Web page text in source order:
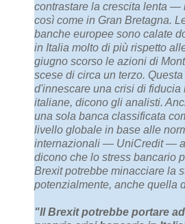
contrastare la crescita lenta —
così come in Gran Bretagna.
banche europee sono calate
in Italia molto di più rispetto
giugno scorso le azioni di
scese di circa un terzo.
d'innescare una crisi di fiducia
italiane, dicono gli analisti.
una sola banca classificata
livello globale in base alle
internazionali — UniCredit —
dicono che lo stress bancario
Brexit potrebbe minacciare la
potenzialmente, anche quella
"Il Brexit potrebbe portare